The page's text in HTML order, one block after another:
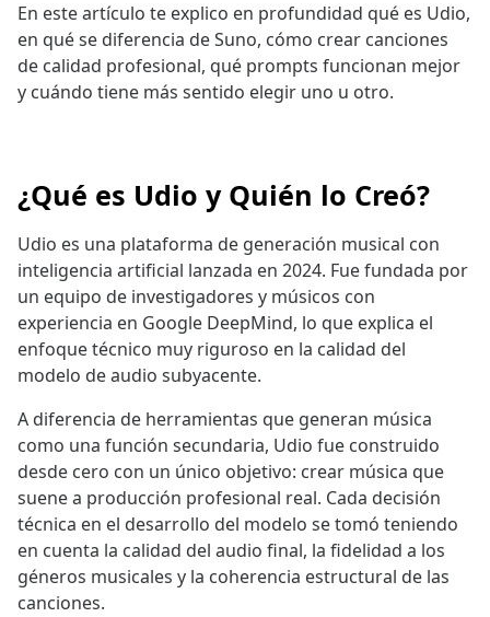
En este artículo te explico en profundidad qué es Udio,
en qué se diferencia de Suno, cómo crear canciones
de calidad profesional, qué prompts funcionan mejor
y cuándo tiene más sentido elegir uno u otro.
¿Qué es Udio y Quién lo Creó?
Udio es una plataforma de generación musical con
inteligencia artificial lanzada en 2024. Fue fundada por
un equipo de investigadores y músicos con
experiencia en Google DeepMind, lo que explica el
enfoque técnico muy riguroso en la calidad del
modelo de audio subyacente.
A diferencia de herramientas que generan música
como una función secundaria, Udio fue construido
desde cero con un único objetivo: crear música que
suene a producción profesional real. Cada decisión
técnica en el desarrollo del modelo se tomó teniendo
en cuenta la calidad del audio final, la fidelidad a los
géneros musicales y la coherencia estructural de las
canciones.